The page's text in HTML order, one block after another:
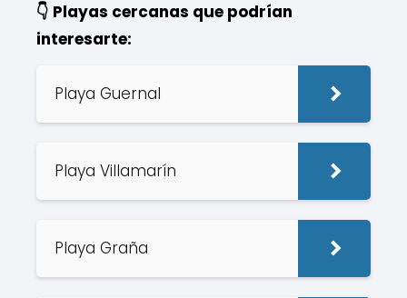
👇 Playas cercanas que podrían
interesarte:
Playa Guernal
Playa Villamarín
Playa Graña